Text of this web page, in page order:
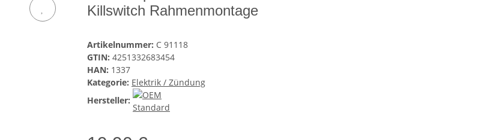
Killswitch Rahmenmontage
Artikelnummer: C 91118
GTIN: 4251332683454
HAN: 1337
Kategorie: Elektrik / Zündung
Hersteller: